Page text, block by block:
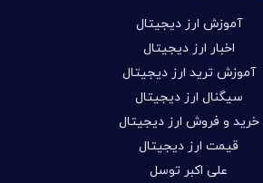
آموزش ارز دیجیتال
اخبار ارز دیجیتال
آموزش ترید ارز دیجیتال
سیگنال ارز دیجیتال
خرید و فروش ارز دیجیتال
قیمت ارز دیجیتال
علی اکبر توسل